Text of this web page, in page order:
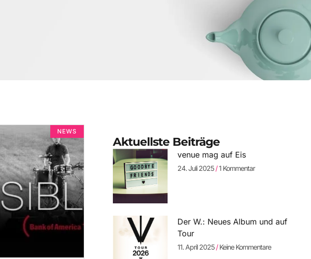
NEWS
Aktuellste Beiträge
venue mag auf Eis
24. Juli 2025 1 Kommentar
Der W.: Neues Album und auf
Tour
11. April 2025 Keine Kommentare